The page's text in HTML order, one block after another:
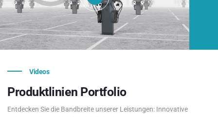
Videos
Produktlinien Portfolio
Entdecken Sie die Bandbreite unserer Leistungen: Innovative